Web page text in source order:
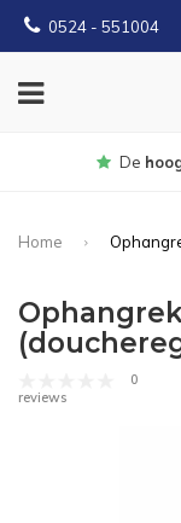
0524 - 551004
De
Home
0
reviews